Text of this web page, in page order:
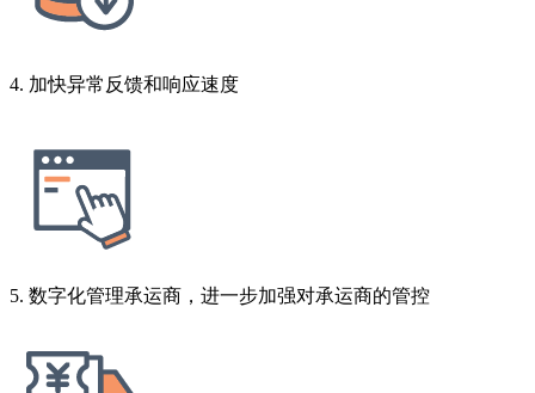
4. 加快异常反馈和响应速度
5. 数字化管理承运商，进一步加强对承运商的管控